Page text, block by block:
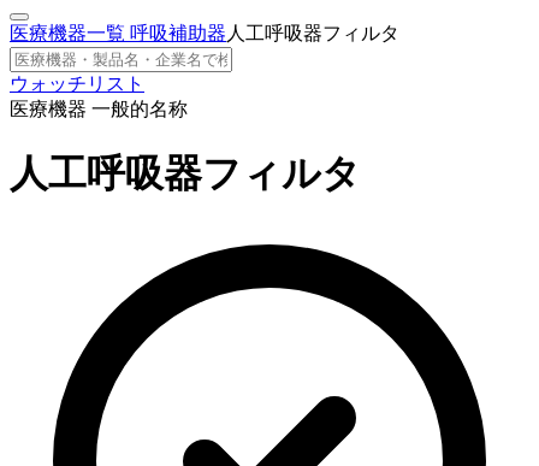
医療機器一覧 呼吸補助器 人工呼吸器フィルタ
ウォッチリスト
医療機器 一般的名称
人工呼吸器フィルタ